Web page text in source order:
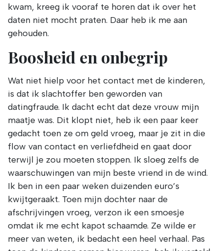
kwam, kreeg ik vooraf te horen dat ik over het
daten niet mocht praten. Daar heb ik me aan
gehouden.
Boosheid en onbegrip
Wat niet hielp voor het contact met de kinderen,
is dat ik slachtoffer ben geworden van
datingfraude. Ik dacht echt dat deze vrouw mijn
maatje was. Dit klopt niet, heb ik een paar keer
gedacht toen ze om geld vroeg, maar je zit in die
flow van contact en verliefdheid en gaat door
terwijl je zou moeten stoppen. Ik sloeg zelfs de
waarschuwingen van mijn beste vriend in de wind.
Ik ben in een paar weken duizenden euro’s
kwijtgeraakt. Toen mijn dochter naar de
afschrijvingen vroeg, verzon ik een smoesje
omdat ik me echt kapot schaamde. Ze wilde er
meer van weten, ik bedacht een heel verhaal. Pas